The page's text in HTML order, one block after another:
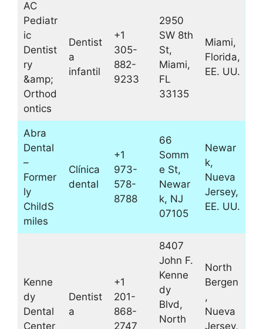
AC
Pediatr
ic
Dentist
ry
&amp;
Orthod
ontics
Dentist
a
infantil
+1
305-
882-
9233
2950
SW 8th
St,
Miami,
FL
33135
Miami,
Florida,
EE. UU.
Abra
Dental
–
Former
ly
ChildS
miles
Clínica
dental
+1
973-
578-
8788
66
Somm
e St,
Newar
k, NJ
07105
Newar
k,
Nueva
Jersey,
EE. UU.
Kenne
dy
Dental
Center
Dentist
a
+1
201-
868-
2747
8407
John F.
Kenne
dy
Blvd,
North
North
Bergen
,
Nueva
Jersey,